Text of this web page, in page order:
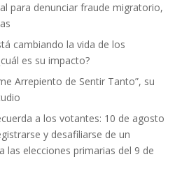
para denunciar fraude migratorio,
cambiando la vida de los
es su impacto?
Arrepiento de Sentir Tanto”, su
a los votantes: 10 de agosto
y desafiliarse de un
las elecciones primarias del 9 de